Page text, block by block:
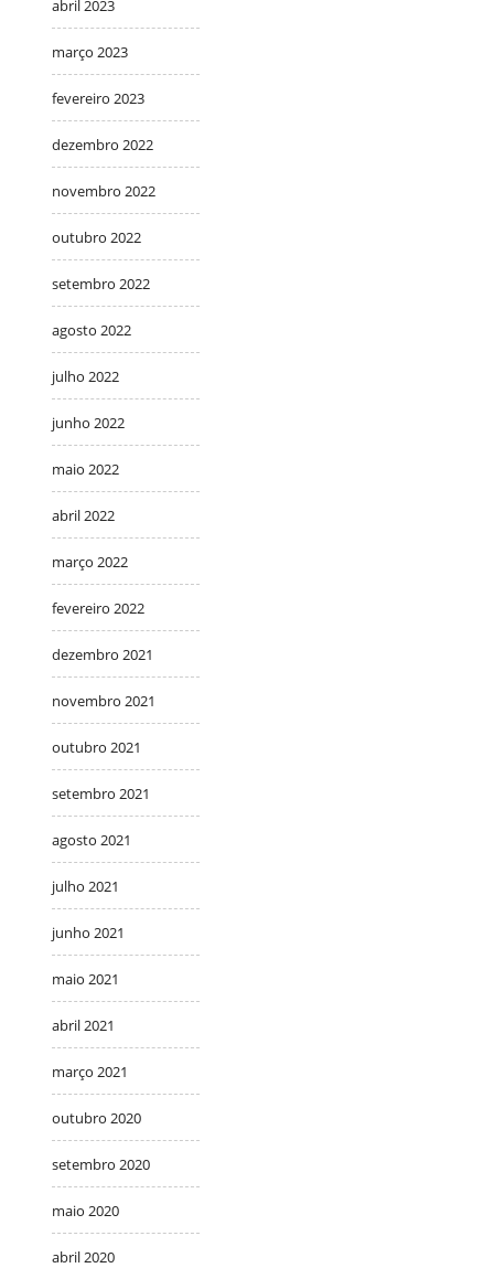
abril 2023
março 2023
fevereiro 2023
dezembro 2022
novembro 2022
outubro 2022
setembro 2022
agosto 2022
julho 2022
junho 2022
maio 2022
abril 2022
março 2022
fevereiro 2022
dezembro 2021
novembro 2021
outubro 2021
setembro 2021
agosto 2021
julho 2021
junho 2021
maio 2021
abril 2021
março 2021
outubro 2020
setembro 2020
maio 2020
abril 2020